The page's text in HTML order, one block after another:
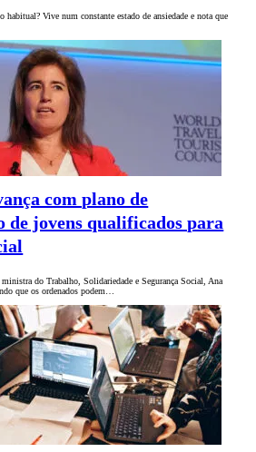
habitual? Vive num constante estado de ansiedade e nota que
com plano de
de jovens qualificados para
do Trabalho, Solidariedade e Segurança Social, Ana
que os ordenados podem…